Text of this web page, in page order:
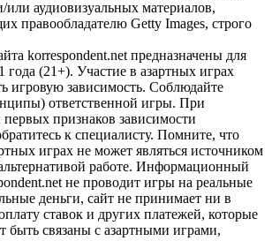
или аудиовизуальных материалов,
правообладателю Getty Images, строго
korrespondent.net предназначены для
года (21+). Участие в азартных играх
игровую зависимость. Соблюдайте
ответственной игры. При
признаков зависимости
к специалисту. Помните, что
играх не может являться источником
работе. Информационный
не проводит игры на реальные
деньги, сайт не принимает ни в
ставок и других платежей, которые
быть связаны с азартными играми,